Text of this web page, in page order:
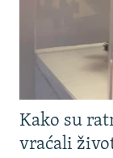
Kako su
vraćali